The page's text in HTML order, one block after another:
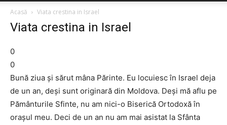
Acasă
Viata crestina in Israel
Viata crestina in Israel
0
0
Bună ziua şi sărut mâna Părinte. Eu locuiesc în Israel deja
de un an, deşi sunt originară din Moldova. Deşi mă aflu pe
Pământurile Sfinte, nu am nici-o Biserică Ortodoxă în
oraşul meu. Deci de un an nu am mai asistat la Sfânta